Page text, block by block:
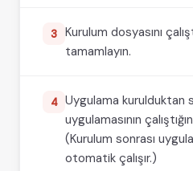
3 Kurulum dosyasını
tamamlayın.
4 Uygulama kurulduktan
uygulamasının
(Kurulum sonrası
otomatik çalışır.)